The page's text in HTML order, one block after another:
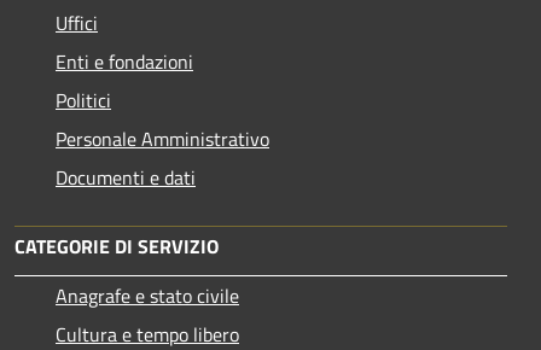
Uffici
Enti e fondazioni
Politici
Personale Amministrativo
Documenti e dati
CATEGORIE DI SERVIZIO
Anagrafe e stato civile
Cultura e tempo libero